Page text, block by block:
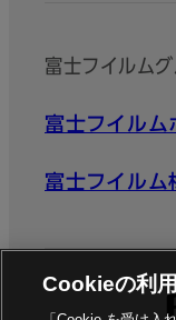
富士フイルム
富士フイルム
富士フイルム
Cookieの利